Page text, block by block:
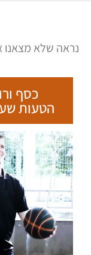
נראה שלא
כסף
הטעות שעושים 93%